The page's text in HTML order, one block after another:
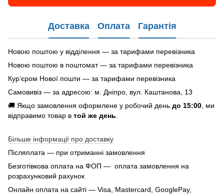
Доставка Оплата Гарантія
Новою поштою у відділення — за тарифами перевізника
Новою поштою в поштомат — за тарифами перевізника
Кур’єром Нової пошти — за тарифами перевізника
Самовивіз — за адресою: м. Дніпро, вул. Каштанова, 13
🚚 Якщо замовлення оформлене у робочий день до 15:00 , ми
відправимо товар в той же день
Більше інформації про доставку
Післяплата — при отриманні замовлення
Безготівкова оплата на ФОП — оплата замовлення на
розрахунковий рахунок
Онлайн оплата на сайті — Visa, Mastercard, GooglePay,